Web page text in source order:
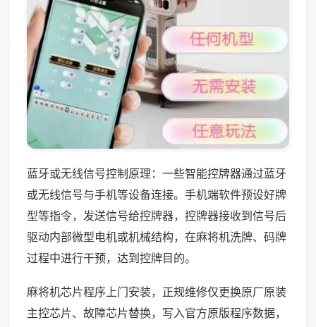
蓝牙或无线信号控制原理：一些智能控牌器通过蓝牙
或无线信号与手机等设备连接。手机端软件预设好牌
型等指令，发送信号给控牌器，控牌器接收到信号后
驱动内部微型电机或机械结构，在麻将机洗牌、码牌
过程中进行干预，达到控牌目的。
麻将机芯片程序上门安装，正规维修仅更换原厂原装
主控芯片、故障芯片替换，写入官方原版程序数据，